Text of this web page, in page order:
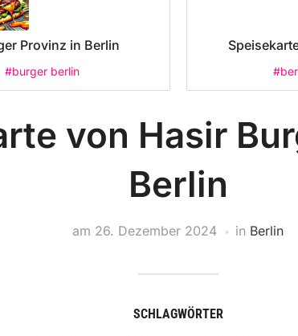
Provinz in Berlin
#burger berlin
von Hasir
Berlin
am 26. Dezember 2024 in Berlin
SCHLAGWÖRTER